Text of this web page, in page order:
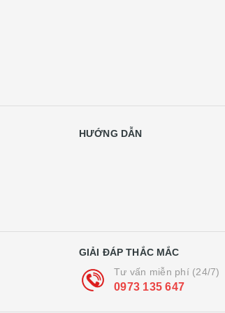
HƯỚNG DẪN
GIẢI ĐÁP THẮC MẮC
Tư vấn miễn phí (24/7)
0973 135 647